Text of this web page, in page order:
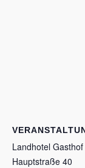
Landhotel
Hauptstraße 40